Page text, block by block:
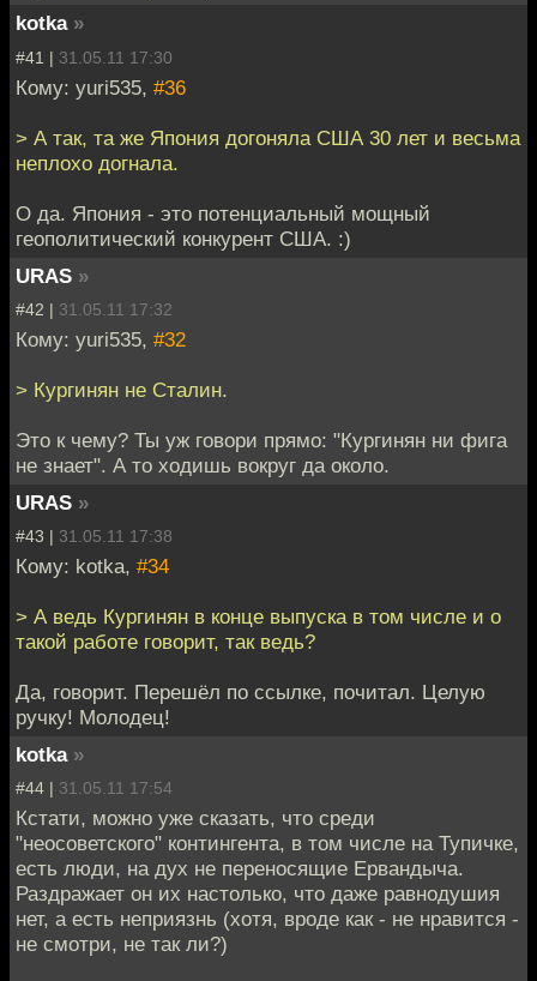
kotka »
#41 | 31.05.11 17:30
Кому: yuri535, #36
> А так, та же Япония догоняла США 30 лет и весьма
неплохо догнала.
О да. Япония - это потенциальный мощный
геополитический конкурент США. :)
URAS »
#42 | 31.05.11 17:32
Кому: yuri535, #32
> Кургинян не Сталин.
Это к чему? Ты уж говори прямо: "Кургинян ни фига
не знает". А то ходишь вокруг да около.
URAS »
#43 | 31.05.11 17:38
Кому: kotka, #34
> А ведь Кургинян в конце выпуска в том числе и о
такой работе говорит, так ведь?
Да, говорит. Перешёл по ссылке, почитал. Целую
ручку! Молодец!
kotka »
#44 | 31.05.11 17:54
Кстати, можно уже сказать, что среди
"неосоветского" контингента, в том числе на Тупичке,
есть люди, на дух не переносящие Ервандыча.
Раздражает он их настолько, что даже равнодушия
нет, а есть неприязнь (хотя, вроде как - не нравится -
не смотри, не так ли?)